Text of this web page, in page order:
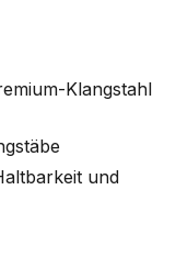
Klangstahl
und